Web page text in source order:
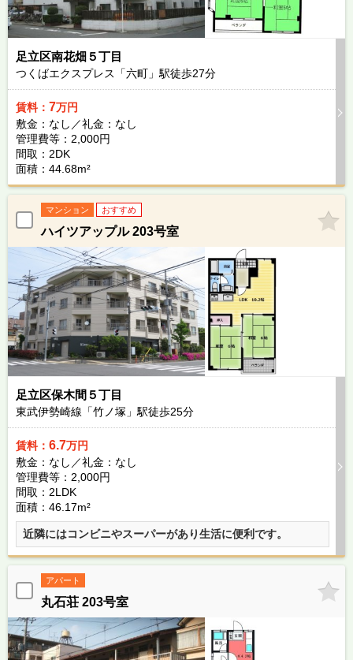
足立区南花畑５丁目
つくばエクスプレス「六町」駅徒歩27分
賃料： 7万円
敷金：なし／礼金：なし
管理費等：2,000円
間取：2DK
面積：44.68m²
マンション おすすめ
ハイツアップル 203号室
足立区保木間５丁目
東武伊勢崎線「竹ノ塚」駅徒歩25分
賃料： 6.7万円
敷金：なし／礼金：なし
管理費等：2,000円
間取：2LDK
面積：46.17m²
近隣にはコンビニやスーパーがあり生活に便利です。
アパート
丸石荘 203号室